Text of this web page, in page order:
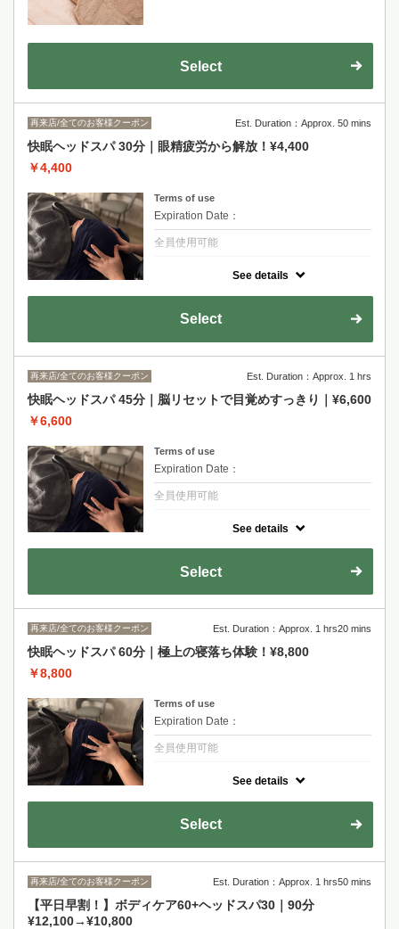
Select
再来店/全てのお客様クーポン Est. Duration：Approx. 50 mins
快眠ヘッドスパ 30分｜眼精疲労から解放！¥4,400
￥4,400
Terms of use
Expiration Date：
全員使用可能
替え不要、男女におすすめです♪隙間時間、
お仕事帰りにすっきりしませんか？
See details
Select
再来店/全てのお客様クーポン Est. Duration：Approx. 1 hrs
快眠ヘッドスパ 45分｜脳リセットで目覚めすっきり｜¥6,600
￥6,600
Terms of use
Expiration Date：
全員使用可能
体験してください♪
See details
Select
再来店/全てのお客様クーポン Est. Duration：Approx. 1 hrs20 mins
快眠ヘッドスパ 60分｜極上の寝落ち体験！¥8,800
￥8,800
Terms of use
Expiration Date：
全員使用可能
ぐすことで、疲れにくい身体づくりを目指し
ます。
See details
Select
再来店/全てのお客様クーポン Est. Duration：Approx. 1 hrs50 mins
【平日早割！】ボディケア60+ヘッドスパ30｜90分
¥12,100→¥10,800